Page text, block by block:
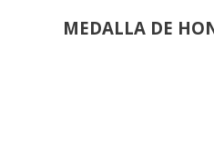
MEDALLA DE